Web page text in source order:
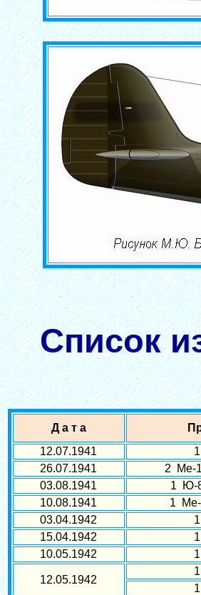
Список
Д а т а
12.07.1941
26.07.1941
2 Ме-
03.08.1941
1 Ю-
10.08.1941
1 Ме-
03.04.1942
15.04.1942
10.05.1942
12.05.1942